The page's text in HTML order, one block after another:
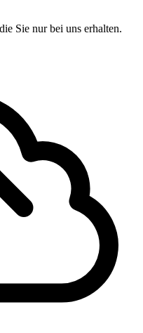
Sie nur bei uns erhalten.